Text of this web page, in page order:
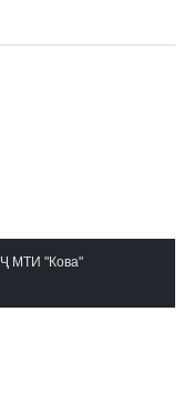
МТИ "Кова"